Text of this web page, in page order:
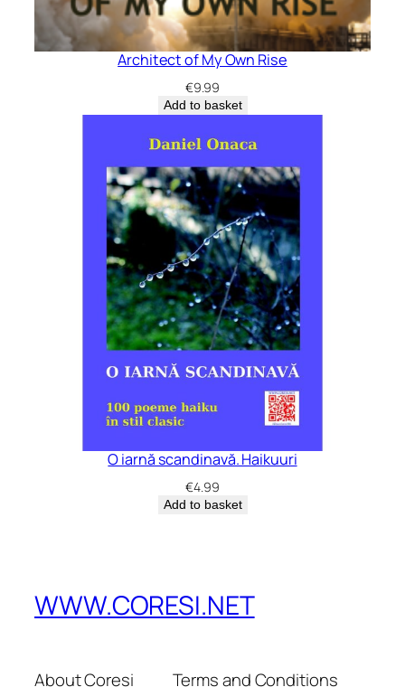
Architect of My Own Rise
€9.99
Add to basket
O iarnă scandinavă. Haikuuri
€4.99
Add to basket
WWW.CORESI.NET
About Coresi Terms and Conditions